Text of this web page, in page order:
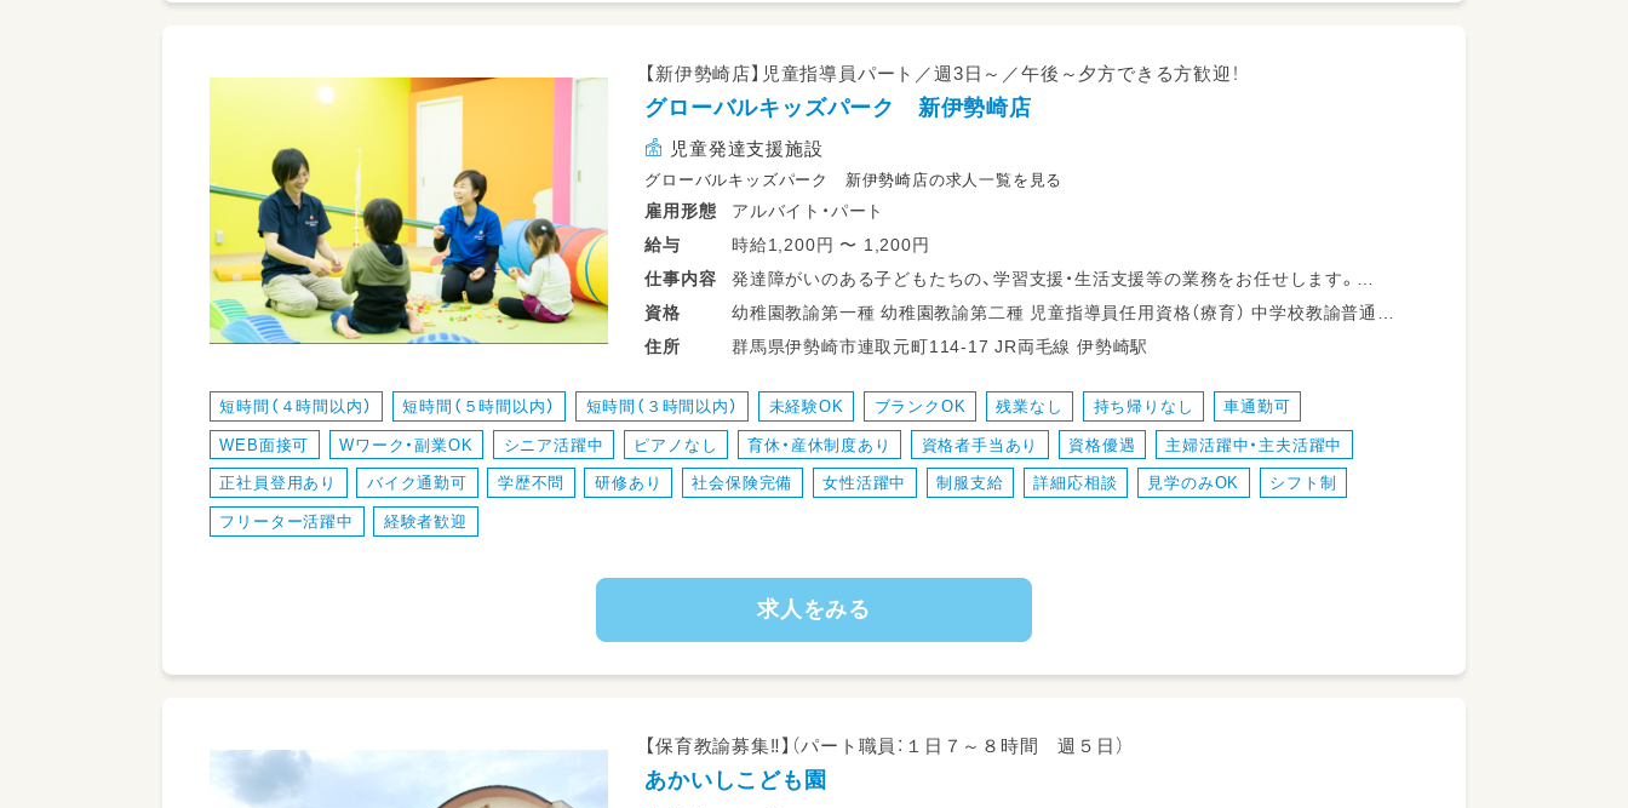
【新伊勢崎店】児童指導員パート／週3日～／午後～夕方できる方歓迎！
グローバルキッズパーク 新伊勢崎店
児童発達支援施設
グローバルキッズパーク 新伊勢崎店の求人一覧を見る
雇用形態
アルバイト・パート
給与
時給1,200円 〜 1,200円
仕事内容
発達障がいのある子どもたちの、学習支援・生活支援等の業務をお任せします。
・少人数保育で１名につき２～３名対応
・持ち帰り仕事、残業ナシ！子育て中のスタッフも多数活躍中！
・児童のみならずご家族へのケアもサービスの一環として取り組みをしています。
・ワークバランスを重視した運営をしています。
資格
幼稚園教諭第一種 幼稚園教諭第二種 児童指導員任用資格（療育） 中学校教諭普通免
住所 群馬県伊勢崎市連取元町114-17 JR両毛線 伊勢崎駅
短時間（４時間以内） 短時間（５時間以内） 短時間（３時間以内） 未経験OK ブランクOK 残業なし 持ち帰りなし 車通勤可
WEB面接可 Wワーク・副業OK シニア活躍中 ピアノなし 育休・産休制度あり 資格者手当あり 資格優遇 主婦活躍中・主夫活躍中
正社員登用あり バイク通勤可 学歴不問 研修あり 社会保険完備 女性活躍中 制服支給 詳細応相談 見学のみOK シフト制
フリーター活躍中 経験者歓迎
求人をみる
【保育教諭募集‼】（パート職員：１日７～８時間 週５日）
あかいしこども園